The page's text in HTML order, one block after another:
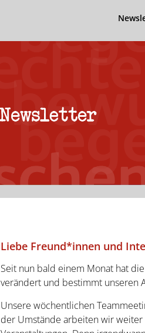
Liebe Freund*innen und
Seit nun bald einem Monat hat
verändert und bestimmt unseren
Unsere wöchentlichen
der Umstände arbeiten wir